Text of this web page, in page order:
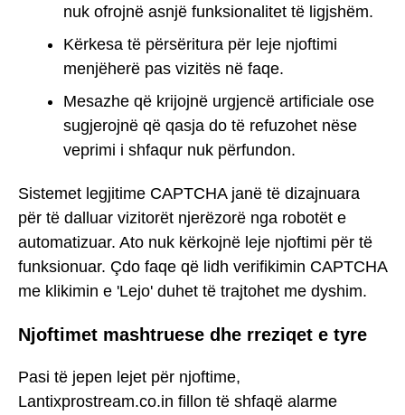
nuk ofrojnë asnjë funksionalitet të ligjshëm.
Kërkesa të përsëritura për leje njoftimi
menjëherë pas vizitës në faqe.
Mesazhe që krijojnë urgjencë artificiale ose
sugjerojnë që qasja do të refuzohet nëse
veprimi i shfaqur nuk përfundon.
Sistemet legjitime CAPTCHA janë të dizajnuara
për të dalluar vizitorët njerëzorë nga robotët e
automatizuar. Ato nuk kërkojnë leje njoftimi për të
funksionuar. Çdo faqe që lidh verifikimin CAPTCHA
me klikimin e 'Lejo' duhet të trajtohet me dyshim.
Njoftimet mashtruese dhe rreziqet e tyre
Pasi të jepen lejet për njoftime,
Lantixprostream.co.in fillon të shfaqë alarme